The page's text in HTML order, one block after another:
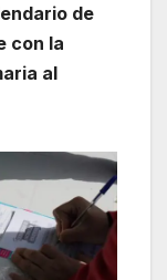
de
con la
al